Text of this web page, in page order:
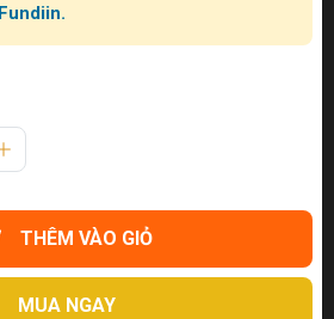
Fundiin.
THÊM VÀO GIỎ
MUA NGAY